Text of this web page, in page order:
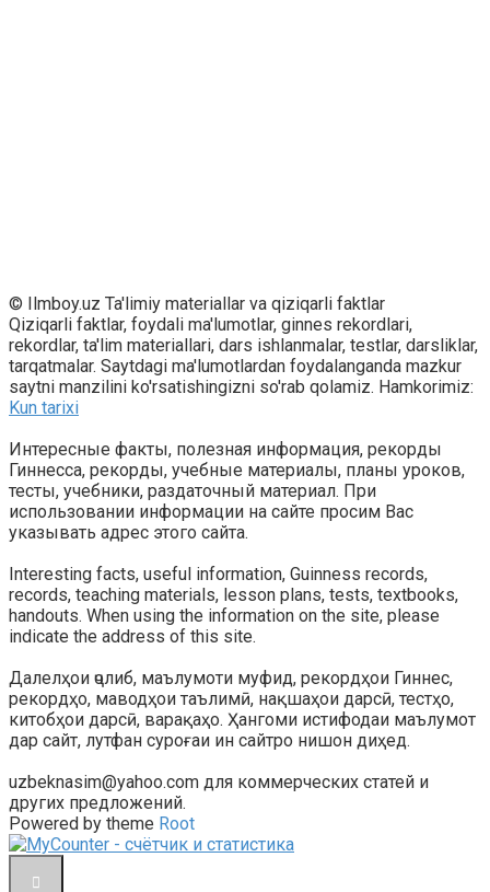
© Ilmboy.uz Ta'limiy materiallar va qiziqarli faktlar
Qiziqarli faktlar, foydali ma'lumotlar, ginnes rekordlari,
rekordlar, ta'lim materiallari, dars ishlanmalar, testlar, darsliklar,
tarqatmalar. Saytdagi ma'lumotlardan foydalanganda mazkur
saytni manzilini ko'rsatishingizni so'rab qolamiz. Hamkorimiz:
Kun tarixi
Интересные факты, полезная информация, рекорды
Гиннесса, рекорды, учебные материалы, планы уроков,
тесты, учебники, раздаточный материал. При
использовании информации на сайте просим Вас
указывать адрес этого сайта.
Interesting facts, useful information, Guinness records,
records, teaching materials, lesson plans, tests, textbooks,
handouts. When using the information on the site, please
indicate the address of this site.
Далелҳои ҷолиб, маълумоти муфид, рекордҳои Гиннес,
рекордҳо, маводҳои таълимӣ, нақшаҳои дарсӣ, тестҳо,
китобҳои дарсӣ, варақаҳо. Ҳангоми истифодаи маълумот
дар сайт, лутфан суроғаи ин сайтро нишон диҳед.
uzbeknasim@yahoo.com для коммерческих статей и
других предложений.
Powered by theme Root